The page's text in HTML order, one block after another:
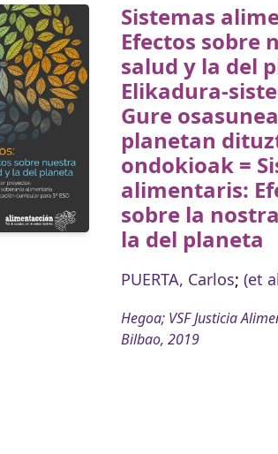
Sistemas
Efectos sobre
salud y la del
Elikadura-
Gure
planetan
ondokioak =
alimentaris:
sobre la
la del planeta
PUERTA, Carlos; (et
Hegoa; VSF Justicia
Bilbao, 2019